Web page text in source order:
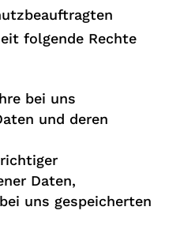
folgende Rechte
bei uns
und deren
Daten,
uns gespeicherten